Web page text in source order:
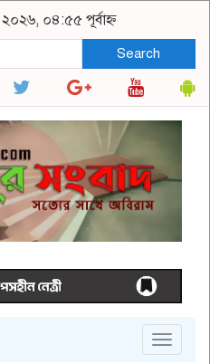
০৪:৫৫ পূর্বাহ্ন
Search
Toggle